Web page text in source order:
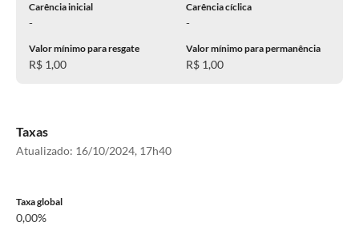
Carência inicial
-
Carência cíclica
-
Valor mínimo para resgate
R$ 1,00
Valor mínimo para permanência
R$ 1,00
Taxas
Atualizado: 16/10/2024, 17h40
Taxa global
0,00%